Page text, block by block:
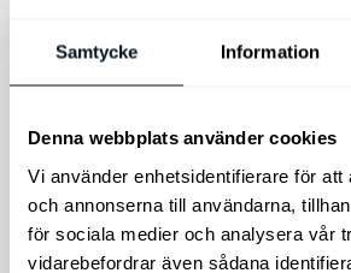
Samtycke Information
Denna webbplats använder cookies
Vi använder enhetsidentifierare för att
och annonserna till användarna,
för sociala medier och analysera vår
vidarebefordrar även sådana
Den
här